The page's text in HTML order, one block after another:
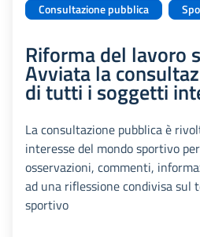
Consultazione pubblica
Riforma del lavoro
Avviata la
di tutti i soggetti
La consultazione pubblica è
interesse del mondo sportivo
osservazioni, commenti,
ad una riflessione condivisa sul
sportivo